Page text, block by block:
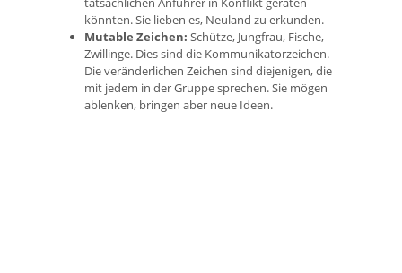
könnten. Sie lieben es, Neuland zu erkunden.
Mutable Zeichen: Schütze, Jungfrau, Fische,
Zwillinge. Dies sind die Kommunikatorzeichen.
Die veränderlichen Zeichen sind diejenigen, die
mit jedem in der Gruppe sprechen. Sie mögen
ablenken, bringen aber neue Ideen.